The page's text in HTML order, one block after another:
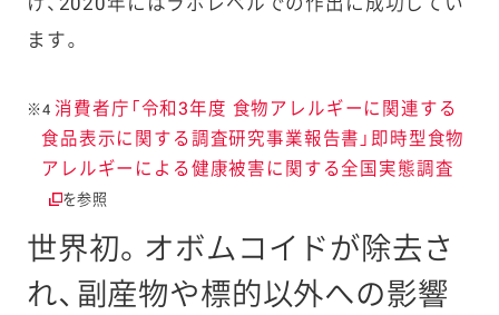
ます。
※4消費者庁「令和3年度 食物アレルギーに関連する
食品表示に関する調査研究事業報告書」即時型食物
アレルギーによる健康被害に関する全国実態調査
を参照
世界初。オボムコイドが除去さ
れ、副産物や標的以外への影響